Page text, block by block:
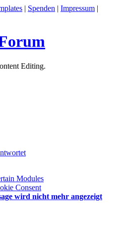
| Spenden | Impressum |
Editing.
Modules
Consent
wird nicht mehr angezeigt